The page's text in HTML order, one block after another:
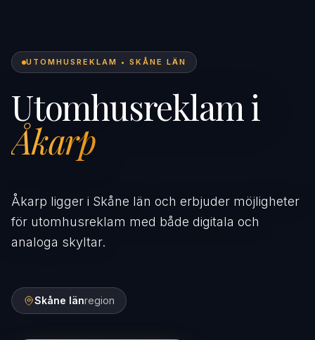
UTOMHUSREKLAM • SKÅNE LÄN
Utomhusreklam i
Åkarp
Åkarp ligger i Skåne län och erbjuder möjligheter
för utomhusreklam med både digitala och
analoga skyltar.
Skåne länregion